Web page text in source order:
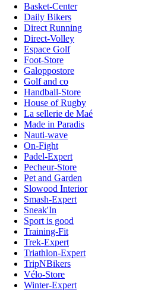
Basket-Center
Daily Bikers
Direct Running
Direct-Volley
Espace Golf
Foot-Store
Galoppostore
Golf and co
Handball-Store
House of Rugby
La sellerie de Maé
Made in Paradis
Nauti-wave
On-Fight
Padel-Expert
Pecheur-Store
Pet and Garden
Slowood Interior
Smash-Expert
Sneak'In
Sport is good
Training-Fit
Trek-Expert
Triathlon-Expert
TripNBikers
Vélo-Store
Winter-Expert